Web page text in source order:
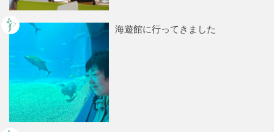
海遊館に行ってきました